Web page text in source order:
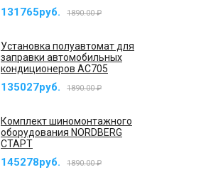
131765руб. 1890.00 ₽
Установка полуавтомат для
заправки автомобильных
кондиционеров AC705
135027руб. 1890.00 ₽
Комплект шиномонтажного
оборудования NORDBERG
СТАРТ
145278руб. 1890.00 ₽